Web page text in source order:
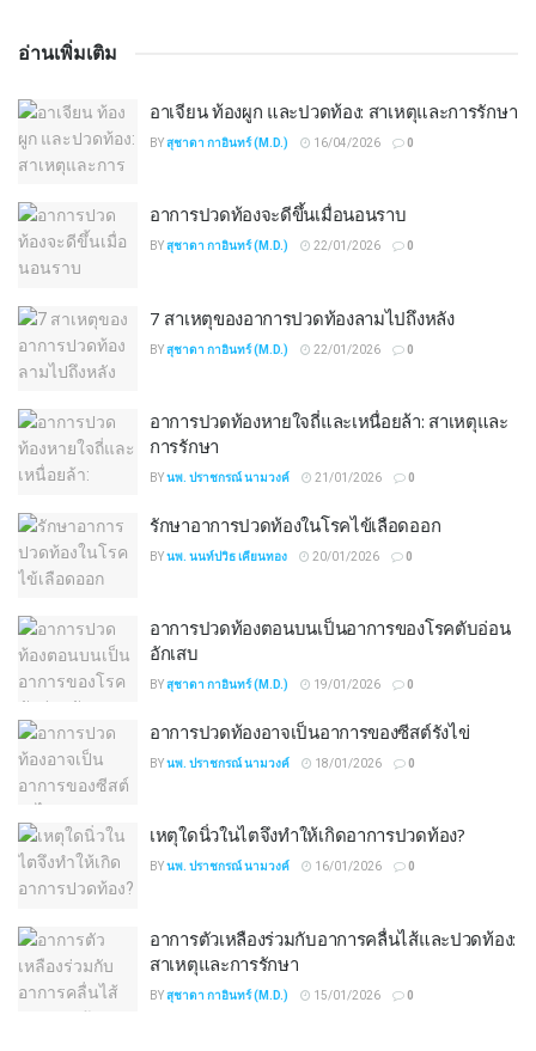
อ่านเพิ่มเติม
อาเจียน ท้องผูก และปวดท้อง: สาเหตุและการรักษา
BYสุชาดา กาอินทร์ (M.D.) 16/04/2026 0
อาการปวดท้องจะดีขึ้นเมื่อนอนราบ
BYสุชาดา กาอินทร์ (M.D.) 22/01/2026 0
7 สาเหตุของอาการปวดท้องลามไปถึงหลัง
BYสุชาดา กาอินทร์ (M.D.) 22/01/2026 0
อาการปวดท้องหายใจถี่และเหนื่อยล้า: สาเหตุและ
การรักษา
BYนพ. ปราชกรณ์ นามวงค์ 21/01/2026 0
รักษาอาการปวดท้องในโรคไข้เลือดออก
BYนพ. นนท์ปวิธ เคียนทอง 20/01/2026 0
อาการปวดท้องตอนบนเป็นอาการของโรคตับอ่อน
อักเสบ
BYสุชาดา กาอินทร์ (M.D.) 19/01/2026 0
อาการปวดท้องอาจเป็นอาการของซีสต์รังไข่
BYนพ. ปราชกรณ์ นามวงค์ 18/01/2026 0
เหตุใดนิ่วในไตจึงทำให้เกิดอาการปวดท้อง?
BYนพ. ปราชกรณ์ นามวงค์ 16/01/2026 0
อาการตัวเหลืองร่วมกับอาการคลื่นไส้และปวดท้อง:
สาเหตุและการรักษา
BYสุชาดา กาอินทร์ (M.D.) 15/01/2026 0